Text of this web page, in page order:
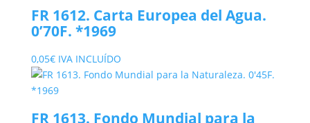
FR 1612. Carta Europea del Agua.
0’70F. *1969
0,05€ IVA INCLUÍDO
FR 1613. Fondo Mundial para la